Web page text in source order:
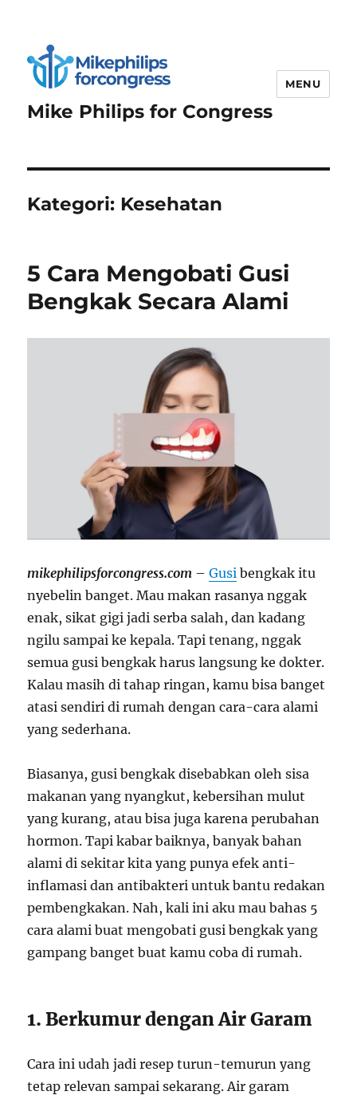
Mike Philips for Congress
MENU
Kategori: Kesehatan
5 Cara Mengobati Gusi
Bengkak Secara Alami
mikephilipsforcongress.com –Gusi bengkak itu
nyebelin banget. Mau makan rasanya nggak
enak, sikat gigi jadi serba salah, dan kadang
ngilu sampai ke kepala. Tapi tenang, nggak
semua gusi bengkak harus langsung ke dokter.
Kalau masih di tahap ringan, kamu bisa banget
atasi sendiri di rumah dengan cara-cara alami
yang sederhana.
Biasanya, gusi bengkak disebabkan oleh sisa
makanan yang nyangkut, kebersihan mulut
yang kurang, atau bisa juga karena perubahan
hormon. Tapi kabar baiknya, banyak bahan
alami di sekitar kita yang punya efek anti-
inflamasi dan antibakteri untuk bantu redakan
pembengkakan. Nah, kali ini aku mau bahas 5
cara alami buat mengobati gusi bengkak yang
gampang banget buat kamu coba di rumah.
1. Berkumur dengan Air Garam
Cara ini udah jadi resep turun-temurun yang
tetap relevan sampai sekarang. Air garam